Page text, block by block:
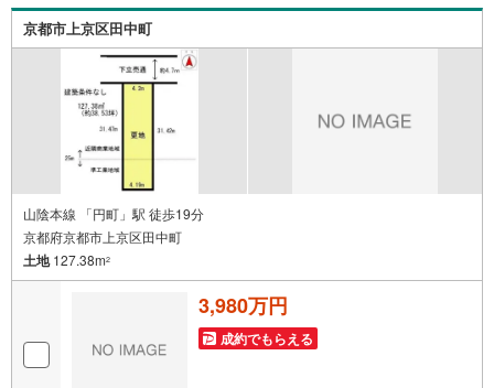
京都市上京区田中町
山陰本線 「円町」駅 徒歩19分
京都府京都市上京区田中町
土地127.38m2
3,980万円
成約でもらえる